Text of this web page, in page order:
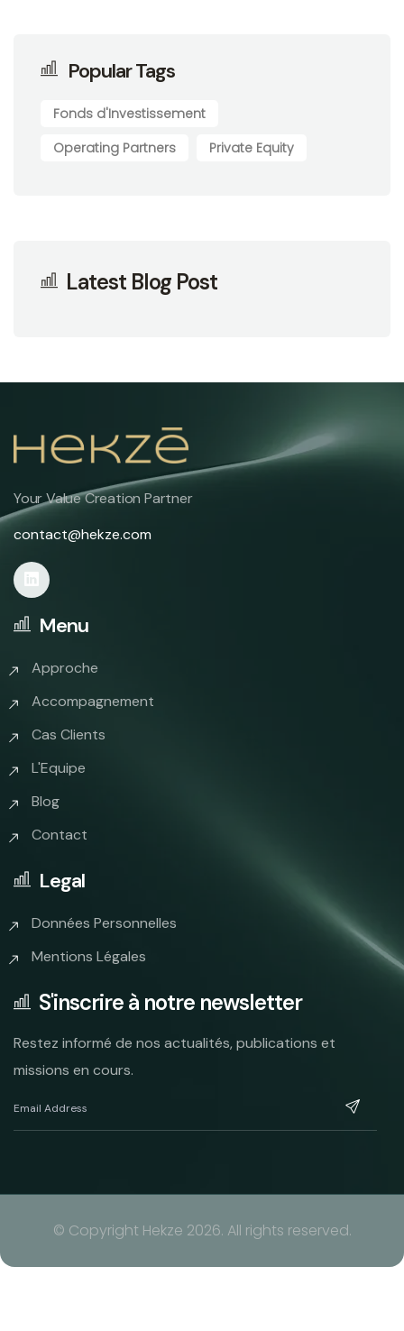
Popular Tags
Fonds d'Investissement
Operating Partners
Private Equity
Latest Blog Post
Your Value Creation Partner
contact@hekze.com
Menu
Approche
Accompagnement
Cas Clients
L'Equipe
Blog
Contact
Legal
Données Personnelles
Mentions Légales
S'inscrire à notre newsletter
Restez informé de nos actualités, publications et
missions en cours.
© Copyright Hekze 2026. All rights reserved.